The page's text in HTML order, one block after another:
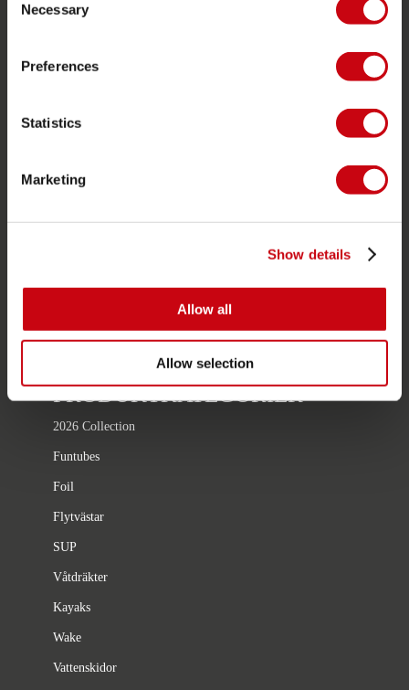
Selection
Necessary
Preferences
Statistics
Marketing
Show details
Allow all
Allow selection
Kundtjänst
återförsäljare intresse
PRODUKTKATEGORIER
2026 Collection
Funtubes
Foil
Flytvästar
SUP
Våtdräkter
Kayaks
Wake
Vattenskidor